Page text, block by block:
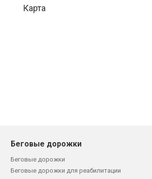
Карта
Беговые дорожки
Беговые дорожки
Беговые дорожки для реабилитации